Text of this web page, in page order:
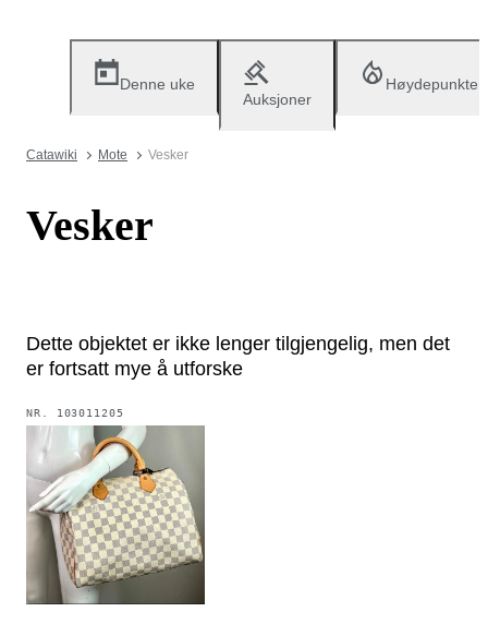
Denne uke
Auksjoner
Høydepunkter
Catawiki Mote Vesker
Vesker
Dette objektet er ikke lenger tilgjengelig, men det
er fortsatt mye å utforske
NR. 103011205